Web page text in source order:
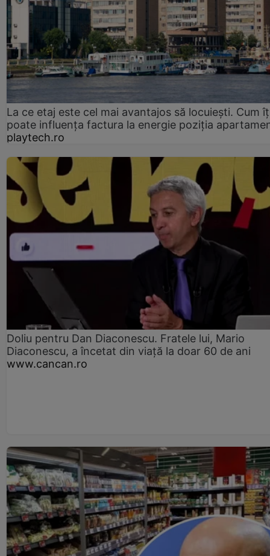
La ce etaj este cel mai avantajos să locuiești. Cum
poate influența factura la energie poziția
playtech.ro
Doliu pentru Dan Diaconescu. Fratele lui, Mario
Diaconescu, a încetat din viață la doar 60 de ani
www.cancan.ro